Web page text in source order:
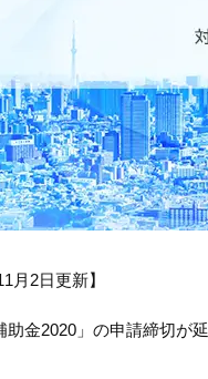
月2日更新】
助金2020」の申請締切が